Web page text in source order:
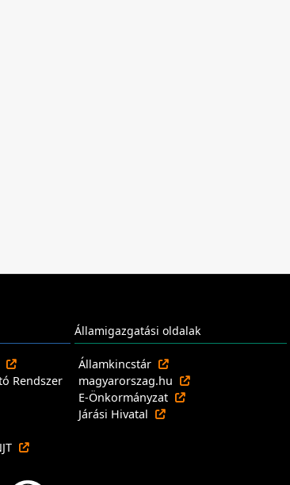
Rendszer
Államigazgatási oldalak
Államkincstár
magyarorszag.hu
E-Önkormányzat
Járási Hivatal